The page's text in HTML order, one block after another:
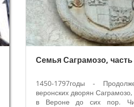
Семья Саграмозо, часть
1450-1797годы -
веронских дворян
в Вероне до сих пор.